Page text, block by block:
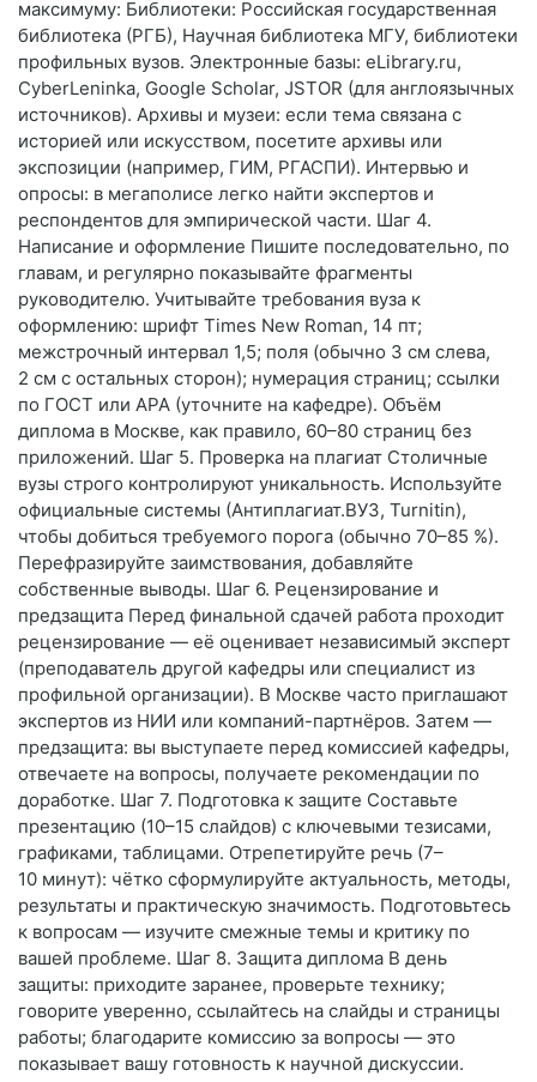
максимуму: Библиотеки: Российская государственная
библиотека (РГБ), Научная библиотека МГУ, библиотеки
профильных вузов. Электронные базы: eLibrary.ru,
CyberLeninka, Google Scholar, JSTOR (для англоязычных
источников). Архивы и музеи: если тема связана с
историей или искусством, посетите архивы или
экспозиции (например, ГИМ, РГАСПИ). Интервью и
опросы: в мегаполисе легко найти экспертов и
респондентов для эмпирической части. Шаг 4.
Написание и оформление Пишите последовательно, по
главам, и регулярно показывайте фрагменты
руководителю. Учитывайте требования вуза к
оформлению: шрифт Times New Roman, 14 пт;
межстрочный интервал 1,5; поля (обычно 3 см слева,
2 см с остальных сторон); нумерация страниц; ссылки
по ГОСТ или APA (уточните на кафедре). Объём
диплома в Москве, как правило, 60–80 страниц без
приложений. Шаг 5. Проверка на плагиат Столичные
вузы строго контролируют уникальность. Используйте
официальные системы (Антиплагиат.ВУЗ, Turnitin),
чтобы добиться требуемого порога (обычно 70–85 %).
Перефразируйте заимствования, добавляйте
собственные выводы. Шаг 6. Рецензирование и
предзащита Перед финальной сдачей работа проходит
рецензирование — её оценивает независимый эксперт
(преподаватель другой кафедры или специалист из
профильной организации). В Москве часто приглашают
экспертов из НИИ или компаний-партнёров. Затем —
предзащита: вы выступаете перед комиссией кафедры,
отвечаете на вопросы, получаете рекомендации по
доработке. Шаг 7. Подготовка к защите Составьте
презентацию (10–15 слайдов) с ключевыми тезисами,
графиками, таблицами. Отрепетируйте речь (7–
10 минут): чётко сформулируйте актуальность, методы,
результаты и практическую значимость. Подготовьтесь
к вопросам — изучите смежные темы и критику по
вашей проблеме. Шаг 8. Защита диплома В день
защиты: приходите заранее, проверьте технику;
говорите уверенно, ссылайтесь на слайды и страницы
работы; благодарите комиссию за вопросы — это
показывает вашу готовность к научной дискуссии.